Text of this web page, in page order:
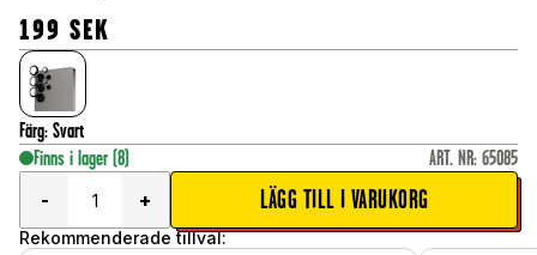
199 SEK
Färg: Svart
Finns i lager (8) ART. NR: 65085
-
+ LÄGG TILL I VARUKORG
Rekommenderade tillval: